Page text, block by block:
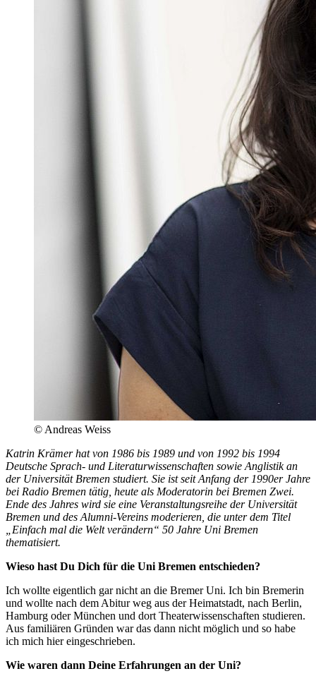
© Andreas Weiss
Katrin Krämer hat von 1986 bis 1989 und von 1992 bis 1994
Deutsche Sprach- und Literaturwissenschaften sowie Anglistik an
der Universität Bremen studiert. Sie ist seit Anfang der 1990er Jahre
bei Radio Bremen tätig, heute als Moderatorin bei Bremen Zwei.
Ende des Jahres wird sie eine Veranstaltungsreihe der Universität
Bremen und des Alumni-Vereins moderieren, die unter dem Titel
„Einfach mal die Welt verändern“ 50 Jahre Uni Bremen
thematisiert.
Wieso hast Du Dich für die Uni Bremen entschieden?
Ich wollte eigentlich gar nicht an die Bremer Uni. Ich bin Bremerin
und wollte nach dem Abitur weg aus der Heimatstadt, nach Berlin,
Hamburg oder München und dort Theaterwissenschaften studieren.
Aus familiären Gründen war das dann nicht möglich und so habe
ich mich hier eingeschrieben.
Wie waren dann Deine Erfahrungen an der Uni?